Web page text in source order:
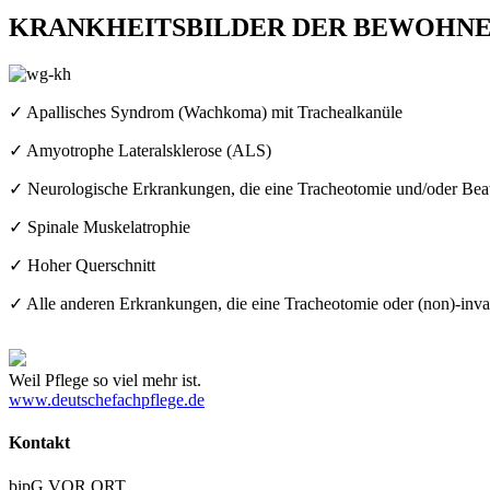
KRANKHEITSBILDER DER
✓ Apallisches Syndrom (Wachkoma) mit Trachealkanüle
✓ Amyotrophe Lateralsklerose (ALS)
✓ Neurologische Erkrankungen, die eine Tracheotomie und/oder
✓ Spinale Muskelatrophie
✓ Hoher Querschnitt
✓ Alle anderen Erkrankungen, die eine Tracheotomie oder (non)-
Weil Pflege so viel mehr ist.
www.deutschefachpflege.de
Kontakt
bipG VOR ORT